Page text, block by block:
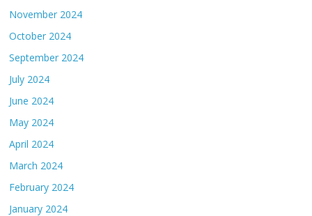
November 2024
October 2024
September 2024
July 2024
June 2024
May 2024
April 2024
March 2024
February 2024
January 2024